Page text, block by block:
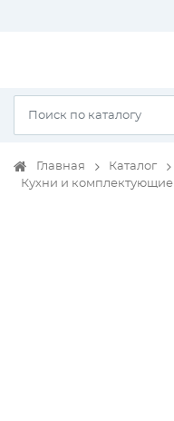
Главная Каталог
Кухни и комплектующие